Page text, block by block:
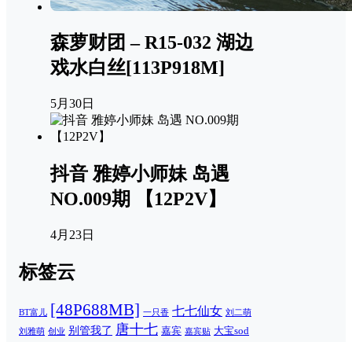
森萝财团 – R15-032 湖边
戏水白丝[113P918M]
5月30日
抖音 雅婷小师妹 岛遇
NO.009期 【12P2V】
4月23日
标签云
BT富儿 [48P688MB] 一只香 七七仙女 刘二萌
刘雅萌 创业 别管我了 唐十七 嘉宾 嘉宾贴 大宝sod